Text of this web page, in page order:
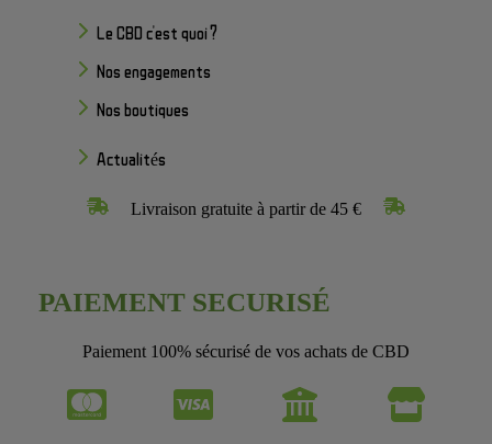
Le CBD c'est quoi ?
Nos engagements
Nos boutiques
Actualités
Livraison gratuite à partir de 45 €
PAIEMENT SECURISÉ
Paiement 100% sécurisé de vos achats de CBD